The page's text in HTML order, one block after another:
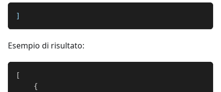
]
Esempio di risultato:
[
{